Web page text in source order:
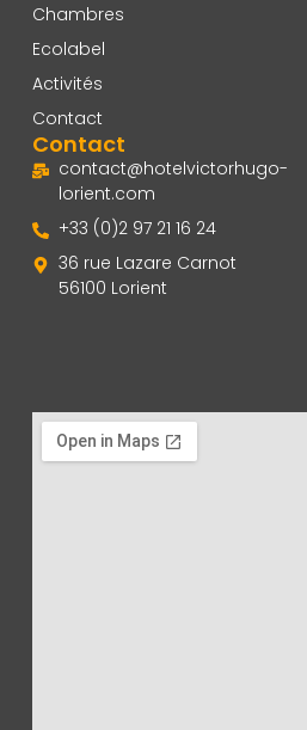
Chambres
Ecolabel
Activités
Contact
Contact
contact@hotelvictorhugo-
lorient.com
+33 (0)2 97 21 16 24
36 rue Lazare Carnot
56100 Lorient